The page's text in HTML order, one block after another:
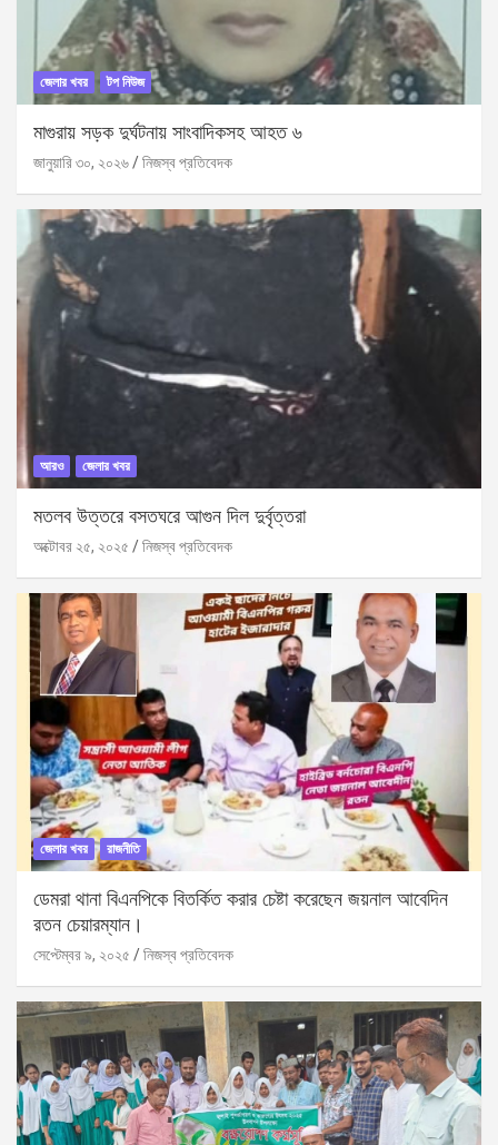
জেলার খবর টপ নিউজ
মাগুরায় সড়ক দুর্ঘটনায় সাংবাদিকসহ আহত ৬
জানুয়ারি ৩০, ২০২৬ নিজস্ব প্রতিবেদক
আরও জেলার খবর
মতলব উত্তরে বসতঘরে আগুন দিল দুর্বৃত্তরা
অক্টোবর ২৫, ২০২৫ নিজস্ব প্রতিবেদক
জেলার খবর রাজনীতি
ডেমরা থানা বিএনপিকে বিতর্কিত করার চেষ্টা করেছেন জয়নাল আবেদিন
রতন চেয়ারম্যান।
সেপ্টেম্বর ৯, ২০২৫ নিজস্ব প্রতিবেদক